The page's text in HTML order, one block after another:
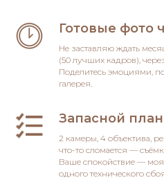
Готовые фото
Не заставляю ждать
(50 лучших кадров),
Поделитесь эмоциями,
галерея.
Запасной
2 камеры, 4 объектива,
что-то сломается —
Ваше спокойствие — моя
одного технического